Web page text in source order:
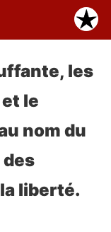
les
le
nom du
liberté.